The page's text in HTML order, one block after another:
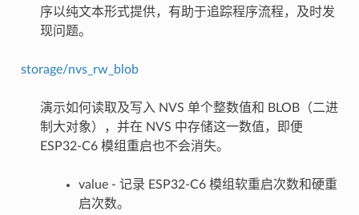
序以纯文本形式提供，有助于追踪程序流程，及时发
现问题。
storage/nvs_rw_blob
演示如何读取及写入 NVS 单个整数值和 BLOB（二进
制大对象），并在 NVS 中存储这一数值，即便
ESP32-C6 模组重启也不会消失。
value - 记录 ESP32-C6 模组软重启次数和硬重
启次数。